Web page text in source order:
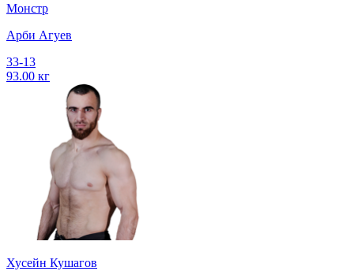
Монстр
Арби Агуев
33-13
93.00 кг
Хусейн Кушагов